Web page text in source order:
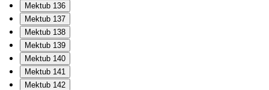
Mektub 136
Mektub 137
Mektub 138
Mektub 139
Mektub 140
Mektub 141
Mektub 142